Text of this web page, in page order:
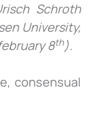
Schroth
University,
8th).
consensual